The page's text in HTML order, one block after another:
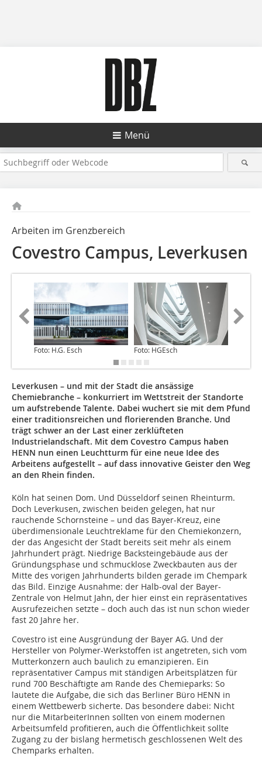
Menü
Arbeiten im Grenzbereich
Covestro Campus, Leverkusen
Foto: H.G. Esch Foto: HGEsch
Leverkusen – und mit der Stadt die ansässige
Chemiebranche – konkurriert im Wettstreit der Standorte
um aufstrebende Talente. Dabei wuchert sie mit dem Pfund
einer traditionsreichen und florierenden Branche. Und
trägt schwer an der Last einer zerklüfteten
Industrielandschaft. Mit dem Covestro Campus haben
HENN nun einen Leuchtturm für eine neue Idee des
Arbeitens aufgestellt – auf dass innovative Geister den Weg
an den Rhein finden.
Köln hat seinen Dom. Und Düsseldorf seinen Rheinturm.
Doch Leverkusen, zwischen beiden gelegen, hat nur
rauchende Schornsteine – und das Bayer-Kreuz, eine
überdimensionale Leuchtreklame für den Chemiekonzern,
der das Angesicht der Stadt bereits seit mehr als einem
Jahrhundert prägt. Niedrige Backsteingebäude aus der
Gründungsphase und schmucklose Zweckbauten aus der
Mitte des vorigen Jahrhunderts bilden gerade im Chempark
das Bild. Einzige Ausnahme: der Halb-oval der Bayer-
Zentrale von Helmut Jahn, der hier einst ein repräsentatives
Ausrufezeichen setzte – doch auch das ist nun schon wieder
fast 20 Jahre her.
Covestro ist eine Ausgründung der Bayer AG. Und der
Hersteller von Polymer-Werkstoffen ist angetreten, sich vom
Mutterkonzern auch baulich zu emanzipieren. Ein
repräsentativer Campus mit ständigen Arbeitsplätzen für
rund 700 Beschäftigte am Rande des Chemieparks: So
lautete die Aufgabe, die sich das Berliner Büro HENN in
einem Wettbewerb sicherte. Das besondere dabei: Nicht
nur die MitarbeiterInnen sollten von einem modernen
Arbeitsumfeld profitieren, auch die Öffentlichkeit sollte
Zugang zu der bislang hermetisch geschlossenen Welt des
Chemparks erhalten.